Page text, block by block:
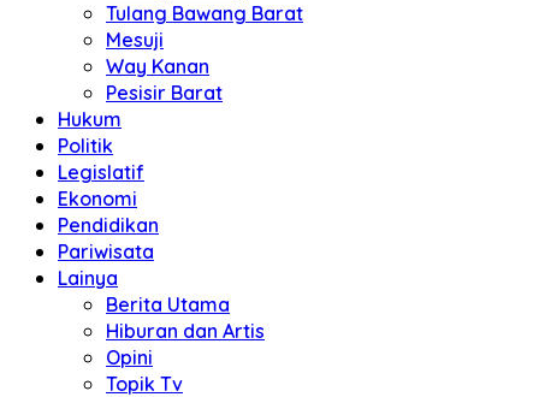
Tulang Bawang Barat
Mesuji
Way Kanan
Pesisir Barat
Hukum
Politik
Legislatif
Ekonomi
Pendidikan
Pariwisata
Lainya
Berita Utama
Hiburan dan Artis
Opini
Topik Tv